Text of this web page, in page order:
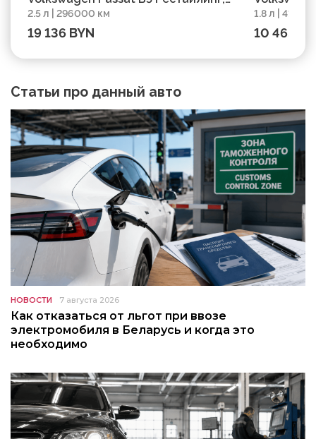
2002, пробег 296000 км
2.5 л | 296000 км
19 136 BYN
414000 км
1.8 л |
10 465
Статьи про данный авто
НОВОСТИ 7 августа 2026
Как отказаться от льгот при ввозе
электромобиля в Беларусь и когда это
необходимо